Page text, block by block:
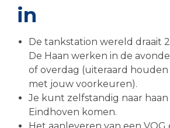
in
De tankstation wereld draait
De Haan werken in de
of overdag (uiteraard
met jouw voorkeuren).
Je kunt zelfstandig naar
Eindhoven komen.